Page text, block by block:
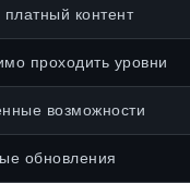
платный контент
проходить уровни
возможности
обновления